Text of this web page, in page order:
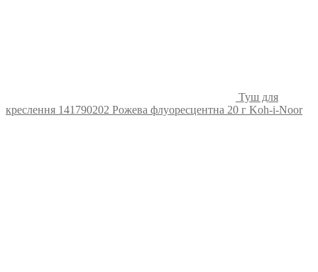
Туш для
креслення 141790202 Рожева флуоресцентна 20 г Koh-i-Noor